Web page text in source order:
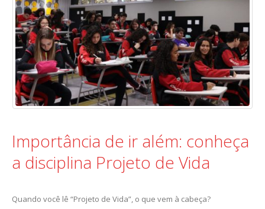
Importância de ir além: conheça
a disciplina Projeto de Vida
Quando você lê “Projeto de Vida”, o que vem à cabeça?